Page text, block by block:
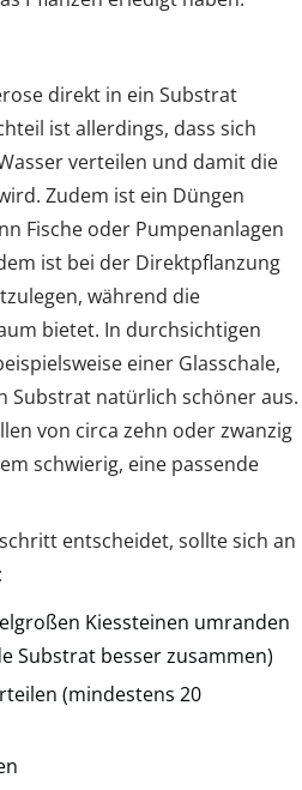
direkt in ein Substrat
ist allerdings, dass sich
verteilen und damit die
Zudem ist ein Düngen
Fische oder Pumpenanlagen
ist bei der Direktpflanzung
während die
bietet. In durchsichtigen
einer Glasschale,
Substrat natürlich schöner aus.
von circa zehn oder zwanzig
schwierig, eine passende
entscheidet, sollte sich an
Kiessteinen umranden
Substrat besser zusammen)
(mindestens 20